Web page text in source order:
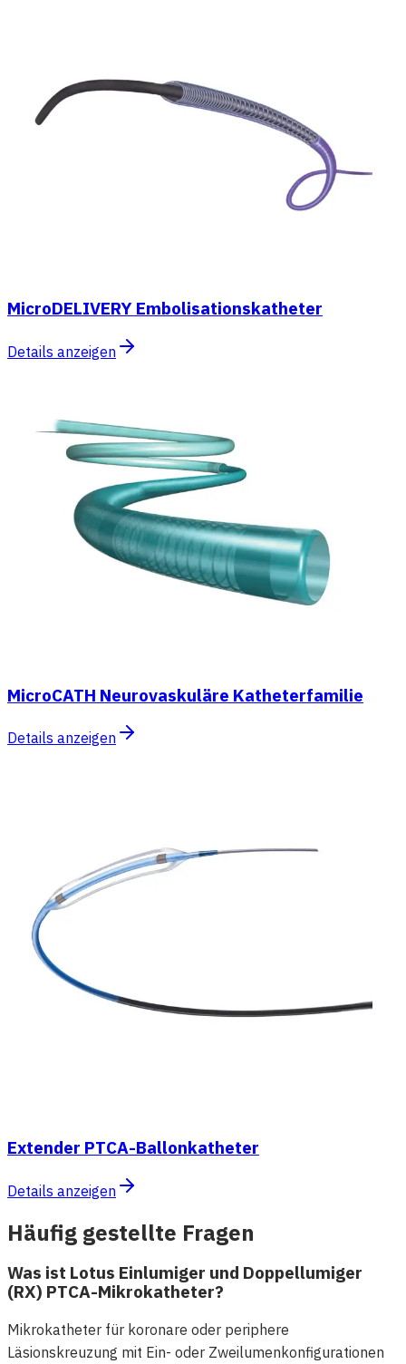
MicroDELIVERY Embolisationskatheter
Details anzeigen
MicroCATH Neurovaskuläre Katheterfamilie
Details anzeigen
Extender PTCA-Ballonkatheter
Details anzeigen
Häufig gestellte Fragen
Was ist Lotus Einlumiger und Doppellumiger
(RX) PTCA-Mikrokatheter?
Mikrokatheter für koronare oder periphere
Läsionskreuzung mit Ein- oder Zweilumenkonfigurationen